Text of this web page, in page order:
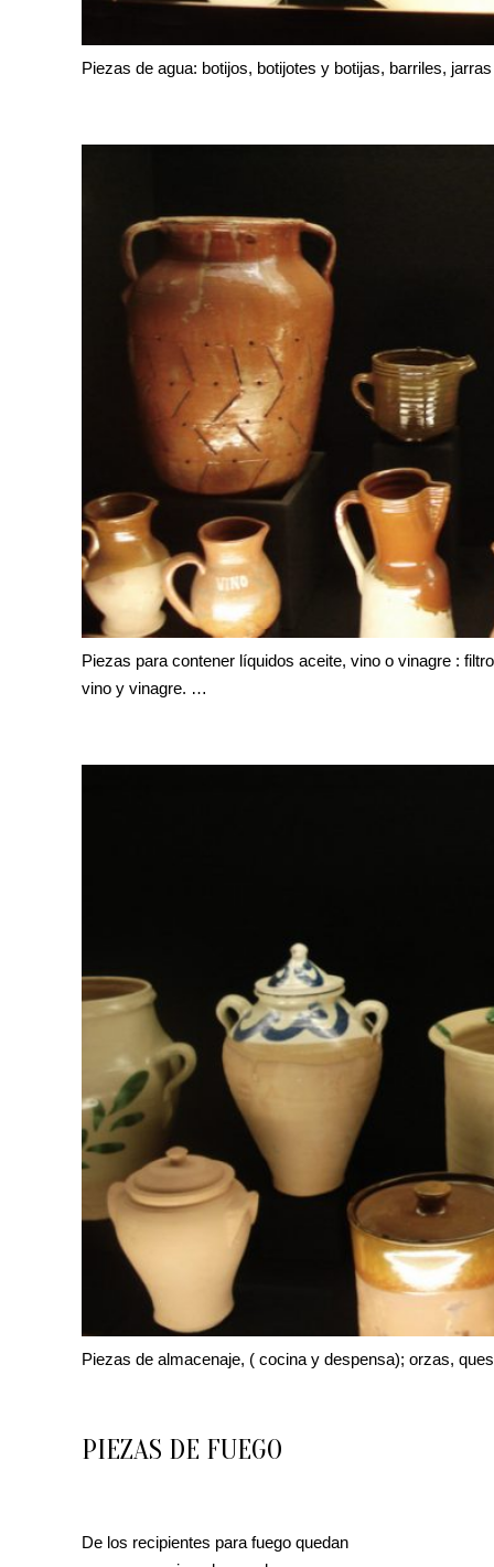
Piezas de agua: botijos, botijotes y botijas, barriles,
Piezas para contener líquidos aceite, vino o vinagre :
vino y vinagre. …
Piezas de almacenaje, ( cocina y despensa); orzas,
PIEZAS DE FUEGO
De los recipientes para fuego quedan